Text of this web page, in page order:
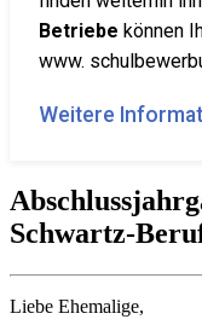
Betriebe können
www.
Weitere
Schwartz-
Liebe Ehemalige,